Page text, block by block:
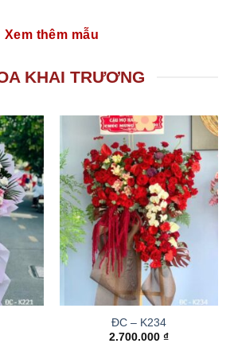
Xem thêm mẫu
KHAI TRƯƠNG
ĐC – K234
2.700.000 ₫